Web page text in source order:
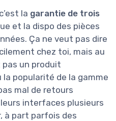
la garantie de trois
et la dispo des pièces
Ça ne veut pas dire
chez toi, mais au
pas un produit
popularité de la gamme
mal de retours
interfaces plusieurs
à part parfois des